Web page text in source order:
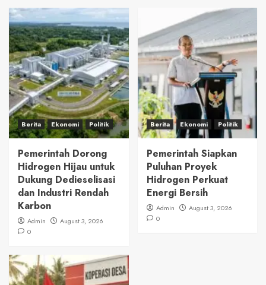
Berita Ekonomi Politik
Pemerintah Dorong
Hidrogen Hijau untuk
Dukung Dedieselisasi
dan Industri Rendah
Karbon
Admin
August 3, 2026
0
Berita Ekonomi Politik
Pemerintah Siapkan
Puluhan Proyek
Hidrogen Perkuat
Energi Bersih
Admin
August 3, 2026
0